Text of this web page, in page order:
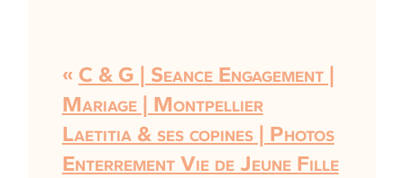
« C & G | Seance Engagement |
Mariage | Montpellier
Laetitia & ses copines | Photos
Enterrement Vie de Jeune Fille